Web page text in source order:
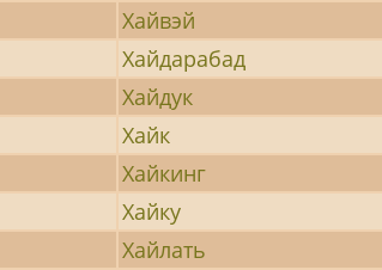
Хайвэй
Хайдарабад
Хайдук
Хайк
Хайкинг
Хайку
Хайлать